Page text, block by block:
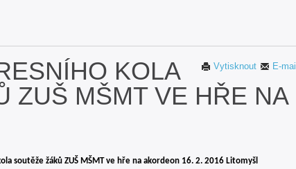
E-mail
Vytisknout
KOLA
ZUŠ MŠMT VE HŘE NA
soutěže žáků ZUŠ MŠMT ve hře na akordeon 16. 2. 2016 Litomyšl